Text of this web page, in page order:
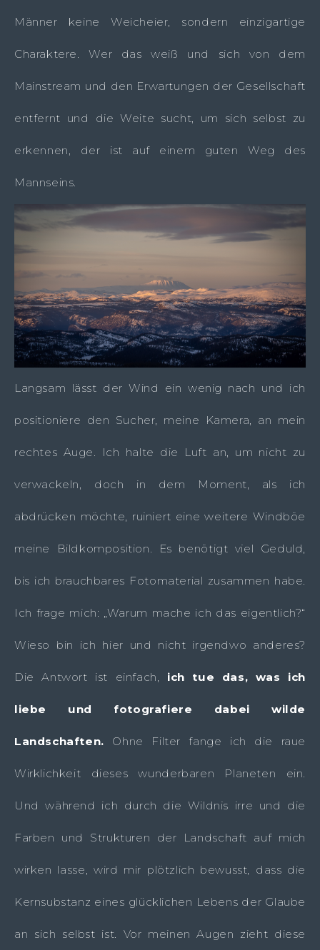
Männer keine Weicheier, sondern einzigartige
Charaktere. Wer das weiß und sich von dem
Mainstream und den Erwartungen der Gesellschaft
entfernt und die Weite sucht, um sich selbst zu
erkennen, der ist auf einem guten Weg des
Mannseins.
Langsam lässt der Wind ein wenig nach und ich
positioniere den Sucher, meine Kamera, an mein
rechtes Auge. Ich halte die Luft an, um nicht zu
verwackeln, doch in dem Moment, als ich
abdrücken möchte, ruiniert eine weitere Windböe
meine Bildkomposition. Es benötigt viel Geduld,
bis ich brauchbares Fotomaterial zusammen habe.
Ich frage mich: „Warum mache ich das eigentlich?“
Wieso bin ich hier und nicht irgendwo anderes?
Die Antwort ist einfach, ich tue das, was ich
liebe und fotografiere dabei wilde
Landschaften. Ohne Filter fange ich die raue
Wirklichkeit dieses wunderbaren Planeten ein.
Und während ich durch die Wildnis irre und die
Farben und Strukturen der Landschaft auf mich
wirken lasse, wird mir plötzlich bewusst, dass die
Kernsubstanz eines glücklichen Lebens der Glaube
an sich selbst ist. Vor meinen Augen zieht diese